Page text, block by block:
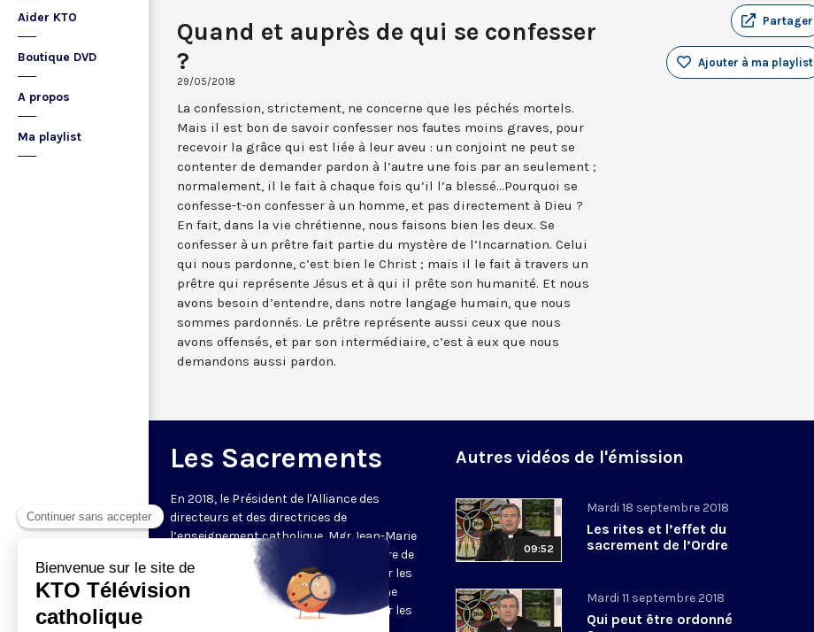
Aider KTO
Boutique DVD
A propos
Ma playlist
Quand et auprès de qui se confesser
?
29/05/2018
Partager
Ajouter à ma playlist
La confession, strictement, ne concerne que les péchés mortels.
Mais il est bon de savoir confesser nos fautes moins graves, pour
recevoir la grâce qui est liée à leur aveu : un conjoint ne peut se
contenter de demander pardon à l’autre une fois par an seulement ;
normalement, il le fait à chaque fois qu’il l’a blessé...Pourquoi se
confesse-t-on confesser à un homme, et pas directement à Dieu ?
En fait, dans la vie chrétienne, nous faisons bien les deux. Se
confesser à un prêtre fait partie du mystère de l’Incarnation. Celui
qui nous pardonne, c’est bien le Christ ; mais il le fait à travers un
prêtre qui représente Jésus et à qui il prête son humanité. Et nous
avons besoin d’entendre, dans notre langage humain, que nous
sommes pardonnés. Le prêtre représente aussi ceux que nous
avons offensés, et par son intermédiaire, c’est à eux que nous
demandons aussi pardon.
Les Sacrements
En 2018, le Président de l'Alliance des
directeurs et des directrices de
l’enseignement catholique, Mgr Jean-Marie
Le Vert (depuis, nommé évêque auxiliaire de
Bordeaux) délivre un enseignement sur les
Sacrements en plusieurs épisodes : une
formation courte, chaque semaine, sur les
Autres vidéos de l'émission
09:52
Mardi 18 septembre 2018
Les rites et l’effet du
sacrement de l’Ordre
Mardi 11 septembre 2018
Qui peut être ordonné